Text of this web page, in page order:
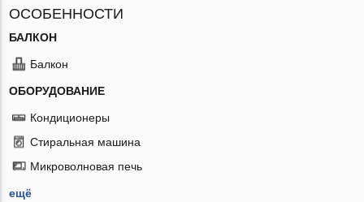
ОСОБЕННОСТИ
БАЛКОН
Балкон
ОБОРУДОВАНИЕ
Кондиционеры
Стиральная машина
Микроволновая печь
ещё